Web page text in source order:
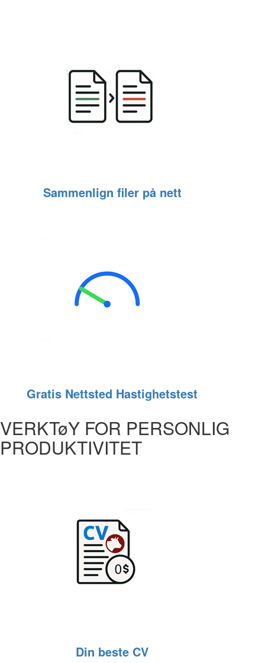
Sammenlign filer på nett
Gratis Nettsted Hastighetstest
VERKTøY FOR PERSONLIG
PRODUKTIVITET
Din beste CV